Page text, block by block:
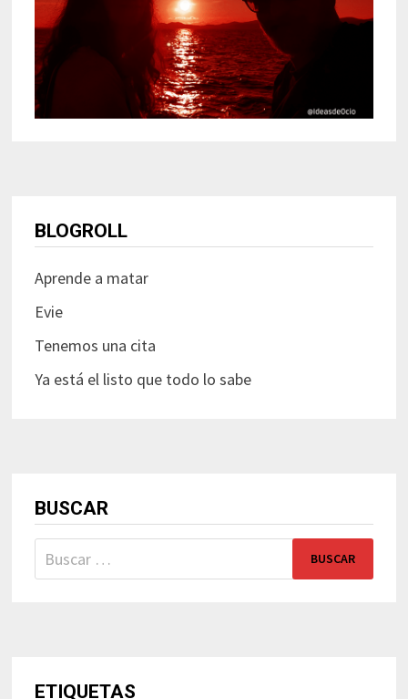
BLOGROLL
Aprende a matar
Evie
Tenemos una cita
Ya está el listo que todo lo sabe
BUSCAR
Buscar:
ETIQUETAS